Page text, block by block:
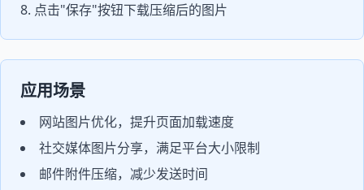
点击"保存"按钮下载压缩后的图片
应用场景
网站图片优化，提升页面加载速度
社交媒体图片分享，满足平台大小限制
邮件附件压缩，减少发送时间